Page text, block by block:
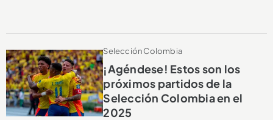
Selección Colombia
¡Agéndese! Estos son los
próximos partidos de la
Selección Colombia en el
2025